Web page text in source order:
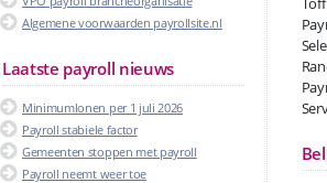
Algemene voorwaarden payrollsite.nl
Laatste payroll nieuws
Minimumlonen per 1 juli 2026
Payroll stabiele factor
Gemeenten stoppen met payroll
Payroll neemt weer toe